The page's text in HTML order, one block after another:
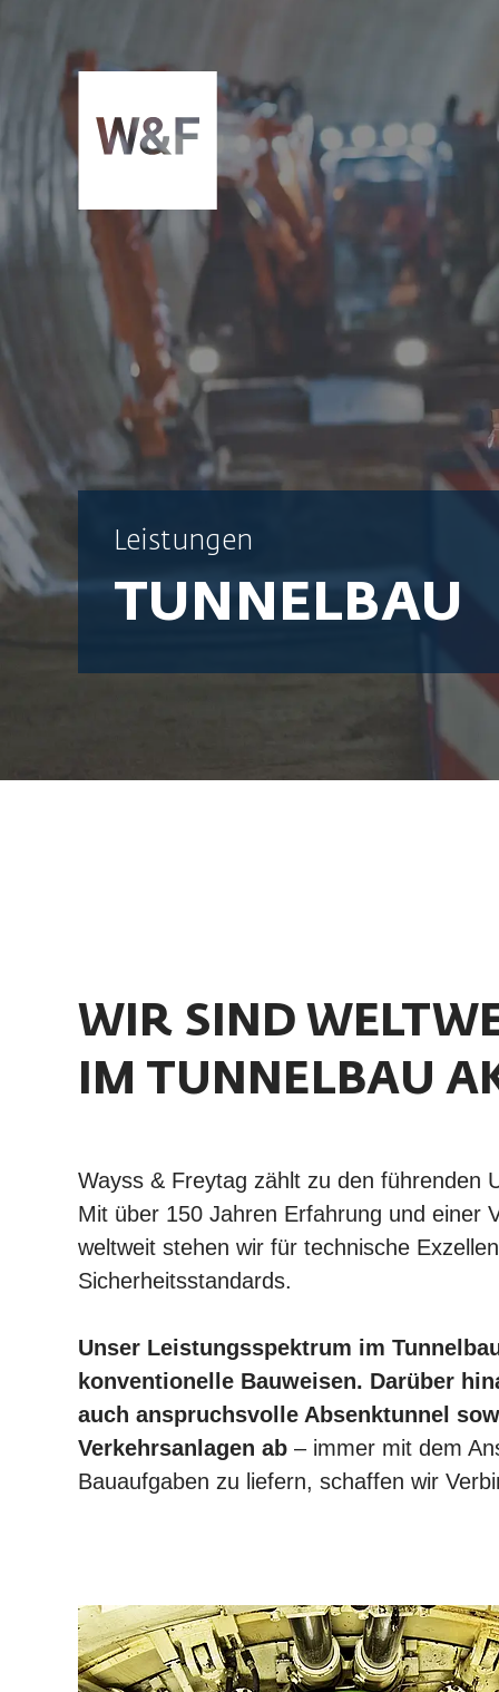
ZUM INHALT SPRINGEN
Leistungen
TUNNELBAU
WIR SIND
IM TUNNELBAU
Wayss & Freytag zählt zu den führenden
Mit über 150 Jahren Erfahrung und einer
weltweit stehen wir für technische
Sicherheitsstandards.
Unser Leistungsspektrum im
konventionelle Bauweisen. Darüber
auch anspruchsvolle Absenktunnel
Verkehrsanlagen ab – immer mit dem
Bauaufgaben zu liefern, schaffen wir